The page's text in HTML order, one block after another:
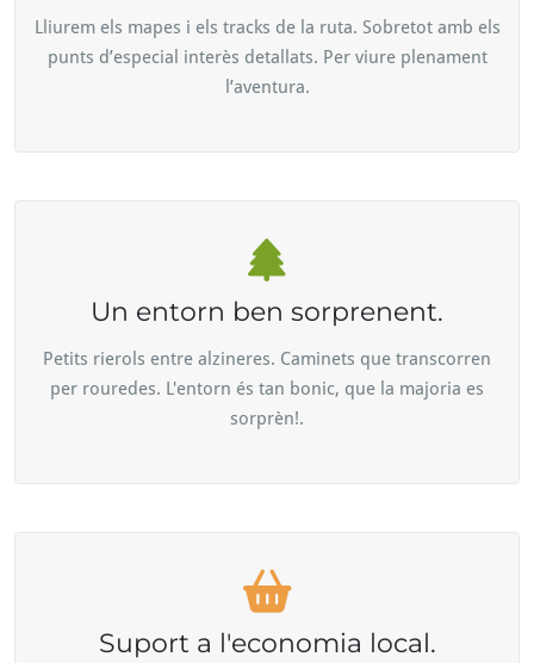
Lliurem els mapes i els tracks de la ruta. Sobretot amb els
punts d’especial interès detallats. Per viure plenament
l’aventura.
Un entorn ben sorprenent.
Petits rierols entre alzineres. Caminets que transcorren
per rouredes. L'entorn és tan bonic, que la majoria es
sorprèn!.
Suport a l'economia local.